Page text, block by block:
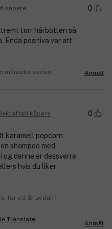
köpare 0
torr hårbotten så
Enda positiva var att
månader sedan Anmäl
köpare 0
karamell popcorn
shampoo med
denne er dessverre
hvis du liker
för ett år sedan |
Anmäl